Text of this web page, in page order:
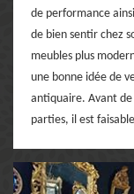
de performance
de bien sentir chez
meubles plus
une bonne idée de
antiquaire. Avant
parties, il est